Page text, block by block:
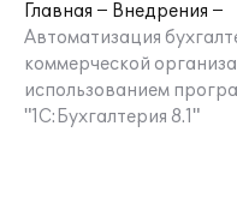
Главная
Внедрения
Автоматизация
коммерческой
использованием
"1С:Бухгалтерия 8.1"